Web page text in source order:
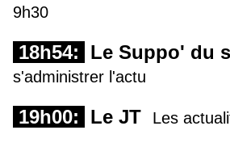
9h30
18h54: Le Suppo' du
s'administrer l'actu
19h00: Le JT Les